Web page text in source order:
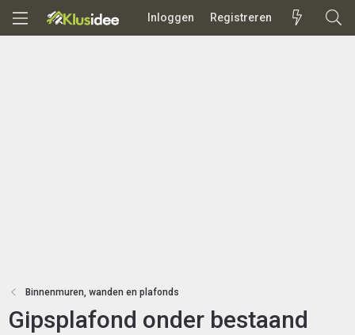
Inloggen Registreren
Binnenmuren, wanden en plafonds
Gipsplafond onder bestaand